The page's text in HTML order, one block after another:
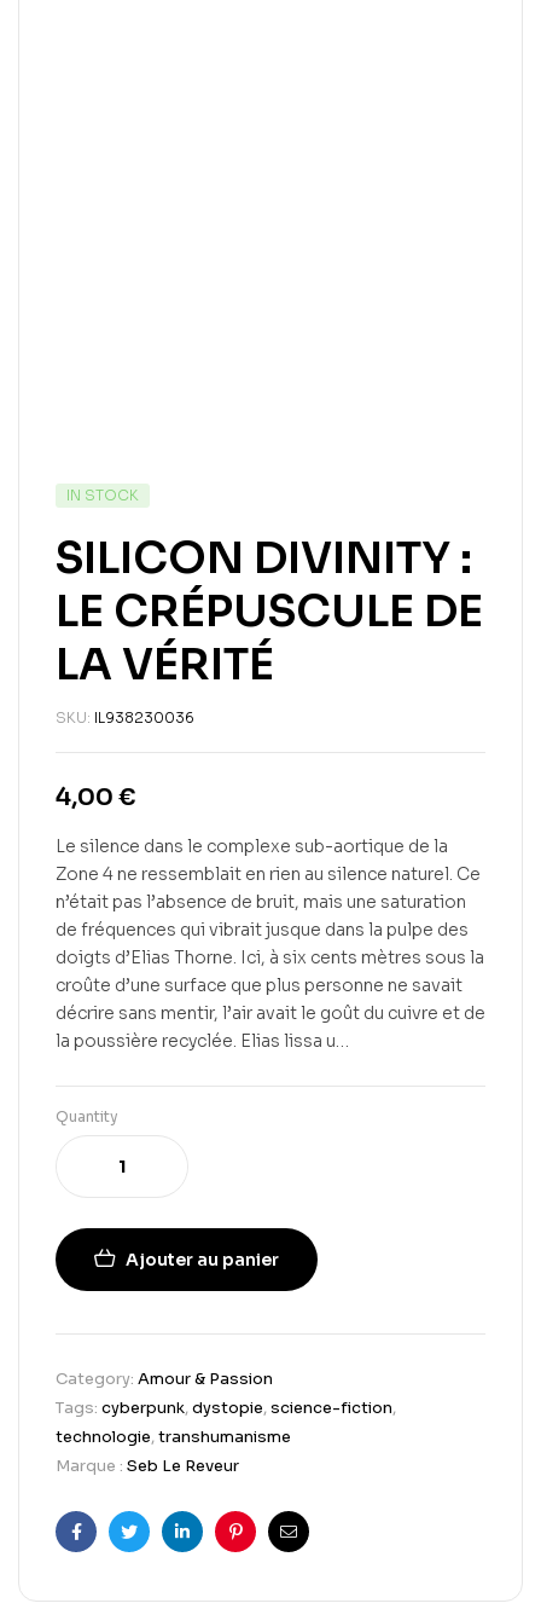
IN STOCK
SILICON DIVINITY :
LE CRÉPUSCULE DE
LA VÉRITÉ
SKU: IL938230036
4,00 €
Le silence dans le complexe sub-aortique de la
Zone 4 ne ressemblait en rien au silence naturel. Ce
n’était pas l’absence de bruit, mais une saturation
de fréquences qui vibrait jusque dans la pulpe des
doigts d’Elias Thorne. Ici, à six cents mètres sous la
croûte d’une surface que plus personne ne savait
décrire sans mentir, l’air avait le goût du cuivre et de
la poussière recyclée. Elias lissa u…
Quantity
Ajouter au panier
Category: Amour & Passion
Tags: cyberpunk,dystopie,science-fiction,
technologie,transhumanisme
Marque : Seb Le Reveur
FacebookTwitterLinkedinPinterestEmail